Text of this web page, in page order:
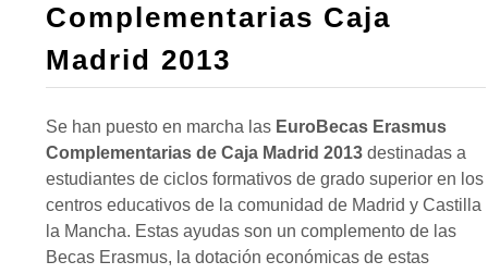
Complementarias Caja
Madrid 2013
Se han puesto en marcha las EuroBecas Erasmus
Complementarias de Caja Madrid 2013 destinadas a
estudiantes de ciclos formativos de grado superior en los
centros educativos de la comunidad de Madrid y Castilla
la Mancha. Estas ayudas son un complemento de las
Becas Erasmus, la dotación económicas de estas